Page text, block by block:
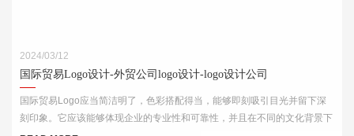
2024/03/12
国际贸易Logo设计-外贸公司logo设计-logo设计公司
国际贸易Logo应当简洁明了，色彩搭配得当，能够即刻吸引目光并留下深
刻印象。它应该能够体现企业的专业性和可靠性，并且在不同的文化背景下